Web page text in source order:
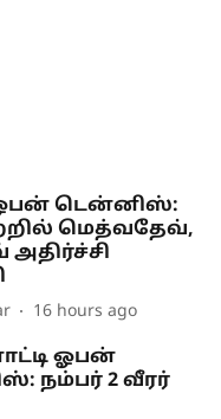
டென்னிஸ்:
மெத்வதேவ்,
16 hours ago
ஓபன்
நம்பர் 2 வீரர்